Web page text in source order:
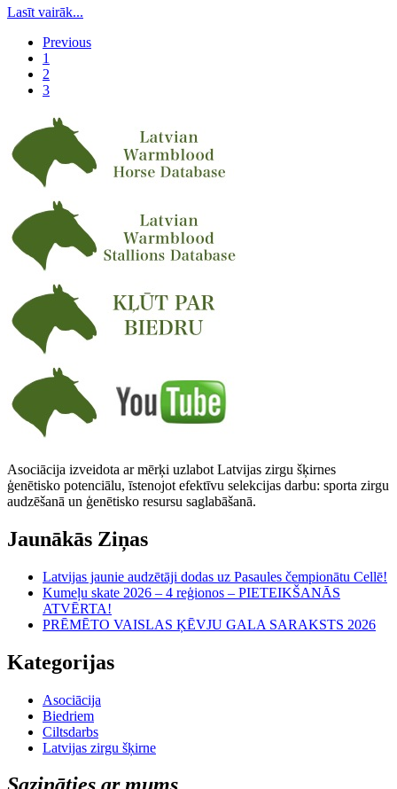
Lasīt vairāk...
Previous
1
2
3
Asociācija izveidota ar mērķi uzlabot Latvijas zirgu šķirnes
ģenētisko potenciālu, īstenojot efektīvu selekcijas darbu: sporta zirgu
audzēšanā un ģenētisko resursu saglabāšanā.
Jaunākās Ziņas
Latvijas jaunie audzētāji dodas uz Pasaules čempionātu Cellē!
Kumeļu skate 2026 – 4 reģionos – PIETEIKŠANĀS
ATVĒRTA!
PRĒMĒTO VAISLAS ĶĒVJU GALA SARAKSTS 2026
Kategorijas
Asociācija
Biedriem
Ciltsdarbs
Latvijas zirgu šķirne